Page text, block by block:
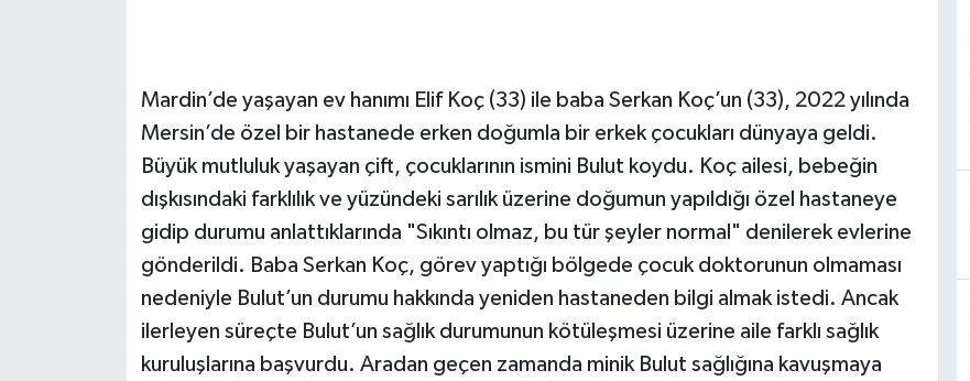
Mardin’de yaşayan ev hanımı Elif Koç (33) ile baba Serkan Koç’un (33), 2022 yılında
Mersin’de özel bir hastanede erken doğumla bir erkek çocukları dünyaya geldi.
Büyük mutluluk yaşayan çift, çocuklarının ismini Bulut koydu. Koç ailesi, bebeğin
dışkısındaki farklılık ve yüzündeki sarılık üzerine doğumun yapıldığı özel hastaneye
gidip durumu anlattıklarında "Sıkıntı olmaz, bu tür şeyler normal" denilerek evlerine
gönderildi. Baba Serkan Koç, görev yaptığı bölgede çocuk doktorunun olmaması
nedeniyle Bulut’un durumu hakkında yeniden hastaneden bilgi almak istedi. Ancak
ilerleyen süreçte Bulut’un sağlık durumunun kötüleşmesi üzerine aile farklı sağlık
kuruluşlarına başvurdu. Aradan geçen zamanda minik Bulut sağlığına kavuşmaya